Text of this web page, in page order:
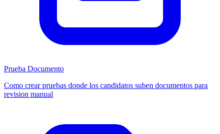
Prueba Documento
Como crear pruebas donde los candidatos suben documentos para
revision manual